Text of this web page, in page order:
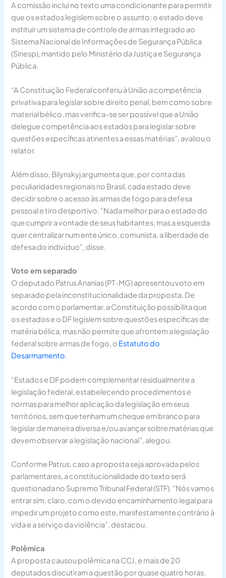
A comissão inclui no texto uma condicionante para permitir
que os estados legislem sobre o assunto: o estado deve
instituir um sistema de controle de armas integrado ao
Sistema Nacional de Informações de Segurança Pública
(Sinesp), mantido pelo Ministério da Justiça e Segurança
Pública.
“A Constituição Federal conferiu à União a competência
privativa para legislar sobre direito penal, bem como sobre
material bélico, mas verifica-se ser possível que a União
delegue competência aos estados para legislar sobre
questões específicas atinentes a essas matérias”, avaliou o
relator.
Além disso, Bilynskyj argumenta que, por conta das
peculiaridades regionais no Brasil, cada estado deve
decidir sobre o acesso às armas de fogo para defesa
pessoal e tiro desportivo. “Nada melhor para o estado do
que cumprir a vontade de seus habitantes, mas a esquerda
quer centralizar num ente único, comunista, a liberdade de
defesa do indivíduo”, disse.
Voto em separado
O deputado Patrus Ananias (PT-MG) apresentouvoto em
separado pela inconstitucionalidade da proposta. De
acordo com o parlamentar, a Constituição possibilita que
os estados e o DF legislem sobre questões específicas de
matéria bélica, mas não permite que afrontem a legislação
federal sobre armas de fogo, o Estatuto do
Desarmamento.
“Estados e DF podem complementar residualmente a
legislação federal, estabelecendo procedimentos e
normas para melhor aplicação da legislação em seus
territórios, sem que tenham um cheque em branco para
legislar de maneira diversa e/ou avançar sobre matérias que
devem observar a legislação nacional”, alegou.
Conforme Patrus, caso a proposta seja aprovada pelos
parlamentares, a constitucionalidade do texto será
questionada no Supremo Tribunal Federal (STF). “Nós vamos
entrar sim, claro, com o devido encaminhamento legal para
impedir um projeto como este, manifestamente contrário à
vida e a serviço da violência”, destacou.
Polêmica
A proposta causou polêmica na CCJ, e mais de 20
deputados discutiram a questão por quase quatro horas.